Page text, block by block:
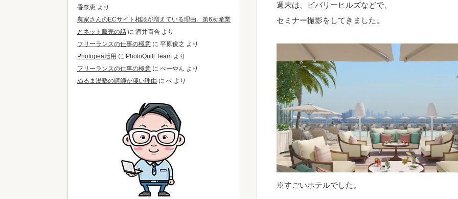
週末は、ビバリーヒルズなどで、
セミナー撮影をしてきました。
※すごいホテルでした。
香奈恵 より
農家さんのECサイト相談が増えている理由。第6次産業
とネット販売の話 に 酒井百合 より
フリーランスの仕事の極意 に 平原俊之 より
Photopea活用 に PhotoQuill Team より
フリーランスの仕事の極意 に べーやん より
ぬるま湯塾の講師が凄い理由 に べ より